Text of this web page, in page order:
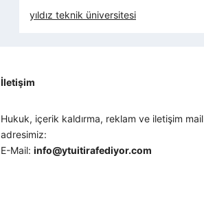
yıldız teknik üniversitesi
İletişim
Hukuk, içerik kaldırma, reklam ve iletişim mail
adresimiz:
E-Mail:info@ytuitirafediyor.com